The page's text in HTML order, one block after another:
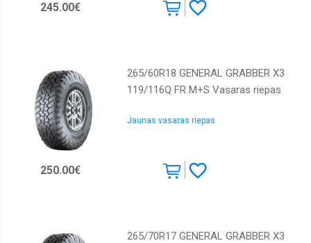
245.00€
265/60R18 GENERAL GRABBER X3
119/116Q FR M+S Vasaras riepas
Jaunas vasaras riepas
250.00€
265/70R17 GENERAL GRABBER X3